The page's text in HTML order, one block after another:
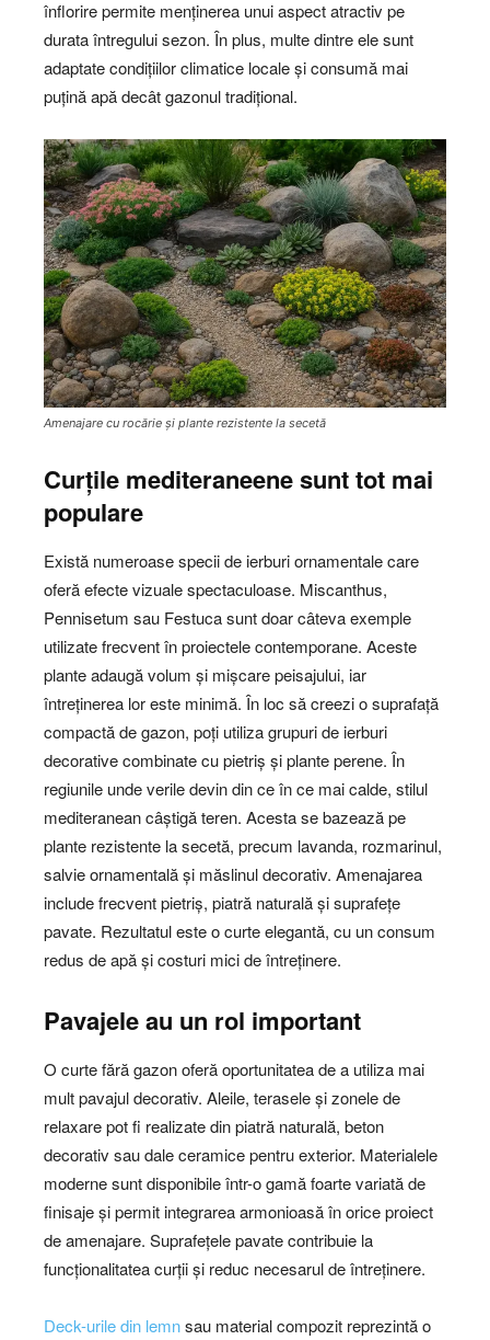
înflorire permite menținerea unui aspect atractiv pe
durata întregului sezon. În plus, multe dintre ele sunt
adaptate condițiilor climatice locale și consumă mai
puțină apă decât gazonul tradițional.
Amenajare cu rocărie și plante rezistente la secetă
Curțile mediteraneene sunt tot mai
populare
Există numeroase specii de ierburi ornamentale care
oferă efecte vizuale spectaculoase. Miscanthus,
Pennisetum sau Festuca sunt doar câteva exemple
utilizate frecvent în proiectele contemporane. Aceste
plante adaugă volum și mișcare peisajului, iar
întreținerea lor este minimă. În loc să creezi o suprafață
compactă de gazon, poți utiliza grupuri de ierburi
decorative combinate cu pietriș și plante perene. În
regiunile unde verile devin din ce în ce mai calde, stilul
mediteranean câștigă teren. Acesta se bazează pe
plante rezistente la secetă, precum lavanda, rozmarinul,
salvie ornamentală și măslinul decorativ. Amenajarea
include frecvent pietriș, piatră naturală și suprafețe
pavate. Rezultatul este o curte elegantă, cu un consum
redus de apă și costuri mici de întreținere.
Pavajele au un rol important
O curte fără gazon oferă oportunitatea de a utiliza mai
mult pavajul decorativ. Aleile, terasele și zonele de
relaxare pot fi realizate din piatră naturală, beton
decorativ sau dale ceramice pentru exterior. Materialele
moderne sunt disponibile într-o gamă foarte variată de
finisaje și permit integrarea armonioasă în orice proiect
de amenajare. Suprafețele pavate contribuie la
funcționalitatea curții și reduc necesarul de întreținere.
Deck-urile din lemnsau material compozit reprezintă o